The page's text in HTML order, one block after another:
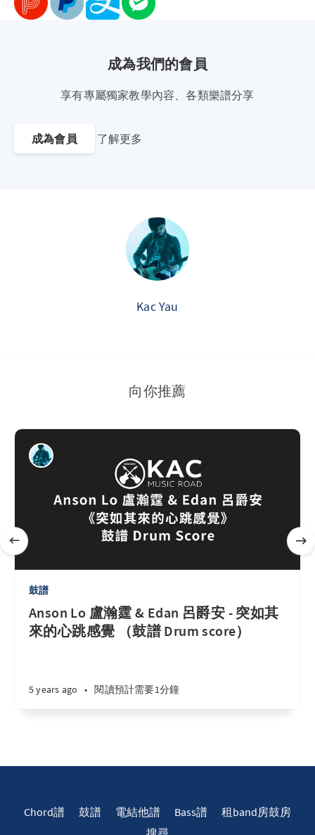
成為我們的會員
享有專屬獨家教學內容、各類樂譜分享
成為會員 了解更多
Kac Yau
向你推薦
鼓譜
Anson Lo 盧瀚霆 & Edan 呂爵安 - 突如其
來的心跳感覺 （鼓譜 Drum score）
5 years ago • 閱讀預計需要1分鐘
Chord譜 鼓譜 電結他譜 Bass譜
租band房鼓房